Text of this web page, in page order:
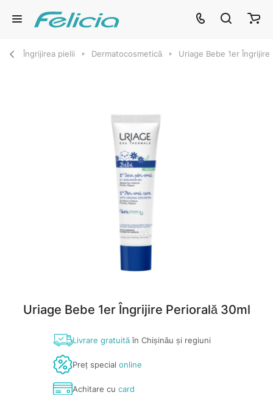
Îngrijirea pielii Dermatocosmetică Uriage Bebe 1er Îngrijire
Uriage Bebe 1er Îngrijire Periorală 30ml
Livrare gratuităîn Chișinău și regiuni
Preț special online
Achitare cu card